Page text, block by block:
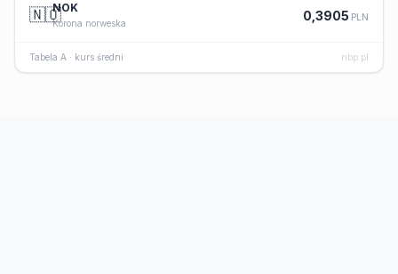
🇳🇴NOK
Korona norweska
0,3905 PLN
Tabela A · kurs średni nbp.pl